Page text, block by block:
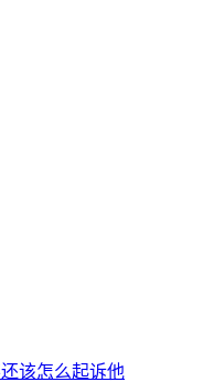
该怎么起诉他